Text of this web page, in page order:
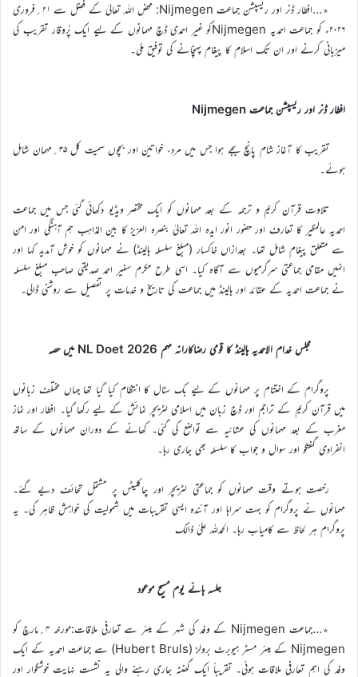
٭…افطار ڈنر اور ریسپشن جماعت Nijmegen: محض اللہ تعالیٰ کے فضل سے ۲۱؍فروری
۲۰۲۶ء کو جماعت احمدیہ Nijmegenکو غیر احمدی ڈچ مہمانوں کے لیے ایک پُروقار تقریب کی
میزبانی کرنے اور ان تک اسلام کا پیغام پہنچانے کی توفیق ملی۔
افطار ڈنر اور ریسپشن جماعت Nijmegen
تقریب کا آغاز شام پانچ بجے ہوا جس میں مرد، خواتین اور بچوں سمیت کل ۳۵؍مہمان شامل
ہوئے۔
تلاوت قرآن کریم و ترجمہ کے بعد مہمانوں کو ایک مختصر ویڈیو دکھائی گئی جس میں جماعت
احمدیہ عالمگیر کا تعارف اور حضور انور ایدہ اللہ تعالیٰ بنصرہ العزیز کا بین المذاہب ہم آہنگی اور امن
سے متعلق پیغام شامل تھا۔ بعدازاں خاکسار (مبلغ سلسلہ ہالینڈ) نے مہمانوں کو خوش آمدید کہا اور
انہیں مقامی جماعتی سرگرمیوں سے آگاہ کیا۔ اسی طرح مکرم سفیر احمد صدیقی صاحب مبلغ سلسلہ
نے جماعت احمدیہ کے عقائد اور ہالینڈ میں جماعت کی تاریخ و خدمات پر تفصیل سے روشنی ڈالی۔
مجلس خدام الاحمدیہ ہالینڈ کا قومی رضاکارانہ مہم 2026 NL Doet میں حصہ
پروگرام کے اختتام پر مہمانوں کے لیے بک سٹال کا انتظام کیا گیا تھا جہاں مختلف زبانوں
میں قرآن کریم کے تراجم اور ڈچ زبان میں اسلامی لٹریچر نمائش کے لیے رکھا گیا۔ افطار اور نماز
مغرب کے بعد مہمانوں کی عشائیہ سے تواضع کی گئی۔ کھانے کے دوران مہمانوں کے ساتھ
انفرادی گفتگو اور سوال و جواب کا سلسلہ بھی جاری رہا۔
رخصت ہوتے وقت مہمانوں کو جماعتی لٹریچر اور چاکلیٹس پر مشتمل تحائف دیے گئے۔
مہمانوں نے پروگرام کو بہت سراہا اور آئندہ ایسی تقریبات میں شمولیت کی خواہش ظاہر کی۔ یہ
پروگرام ہر لحاظ سے کامیاب رہا۔ الحمدللہ علیٰ ذالک
جلسہ ہائے یوم مسیح موعود
٭…جماعت Nijmegen کے وفد کی شہر کے ميئر سے تعارفی ملاقات:مورخہ ۴؍مارچ کو
Nijmegen کے میئر مسٹر ہیوبرٹ برولز (Hubert Bruls) سے جماعت احمدیہ کے ایک
وفد کی اہم تعارفی ملاقات ہوئی۔ تقریباً ایک گھنٹہ جاری رہنے والی یہ نشست نہایت خوشگوار اور